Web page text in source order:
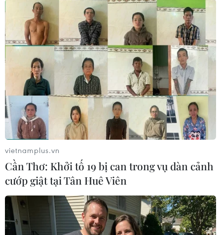
Cổ phần Xuất nhập khẩu Bến Tre: 20.000 tấn;
Công ty Cổ phần Thực phẩm CJ Cầu Tre: 1.000
Ngoài ra, 5 doanh nghiệp trúng đấu giá hạn
ngạch thuế quan nhập khẩu 76.000 tấn đường
thô gồm: Công ty Cổ phần Đường Việt Nam:
20.000 tấn; Công ty Cổ phần Đường Quảng Ngãi:
20.000 tấn; Công ty Cổ phần Thành Thành Công-
Biên Hòa: 16.000 tấn; Công ty Trách nhiệm hữu
hạn Một thành viên Đường TTC Biên Hòa-Đồng
Nai: 16.000 tấn; Công ty Trách nhiệm hữu hạn
Một thành viên Đường Biên Hòa-Ninh Hòa:
4.000 tấn.
(Vietnam+)
vietnamplus.vn
Cần Thơ: Khởi tố 19 bị can trong vụ dàn cảnh
cướp giật tại Tân Huê Viên